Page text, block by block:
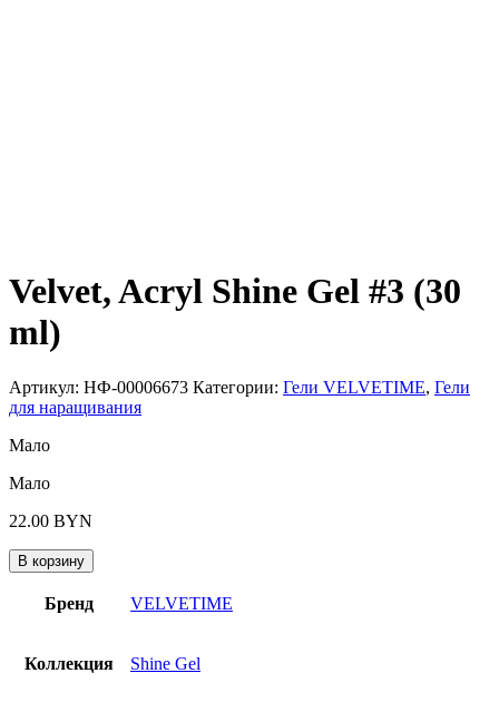
Velvet, Acryl Shine Gel #3 (30
ml)
Артикул: НФ-00006673 Категории: Гели VELVETIME, Гели
для наращивания
Мало
Мало
22.00 BYN
В корзину
Бренд VELVETIME
Коллекция Shine Gel